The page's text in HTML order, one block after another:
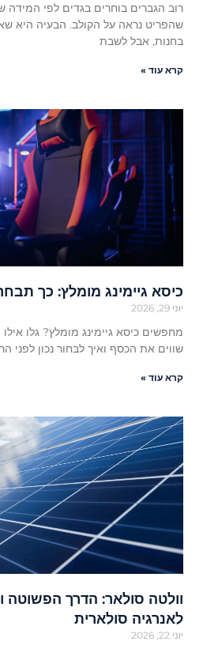
רוב הגברים בוחרים בגדים לפי המידה
שהפריט נראה על הקולב. הבעיה היא
בחנות, אבל לשבת
קרא עוד »
כיסא גיימינג מומלץ: כך תבחרו
יוני 29, 2026
מחפשים כיסא גיימינג מומלץ? גלו אילו
שווים את הכסף ואיך לבחור נכון לפני
קרא עוד »
וולטה סולאר: הדרך הפשוטה
לאנרגיה סולארית
יוני 22, 2026